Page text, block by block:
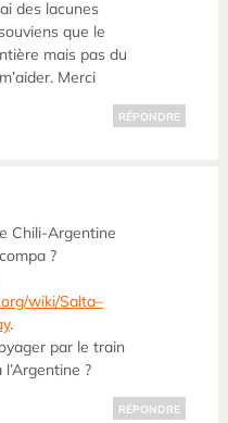
des lacunes
que le
mais pas du
Merci
RÉPONDRE
Chili-Argentine
?
wiki/Salta–
.
par le train
?
RÉPONDRE